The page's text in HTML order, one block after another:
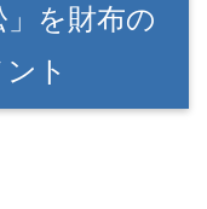
」を財布の
ト